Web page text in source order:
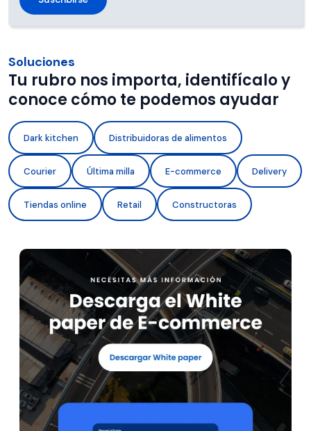
Soluciones
Tu rubro nos importa, identifícalo y
conoce cómo te podemos ayudar
Dark kitchen Distribuidoras de alimentos
Courier Última milla E-commerce Delivery
Tiendas online Retail Constructoras